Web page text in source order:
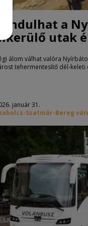
Elindulhat a
utak
álom válhat valóra
tehermentesítő dél-keleti
január 31.
Szatmár-Bereg